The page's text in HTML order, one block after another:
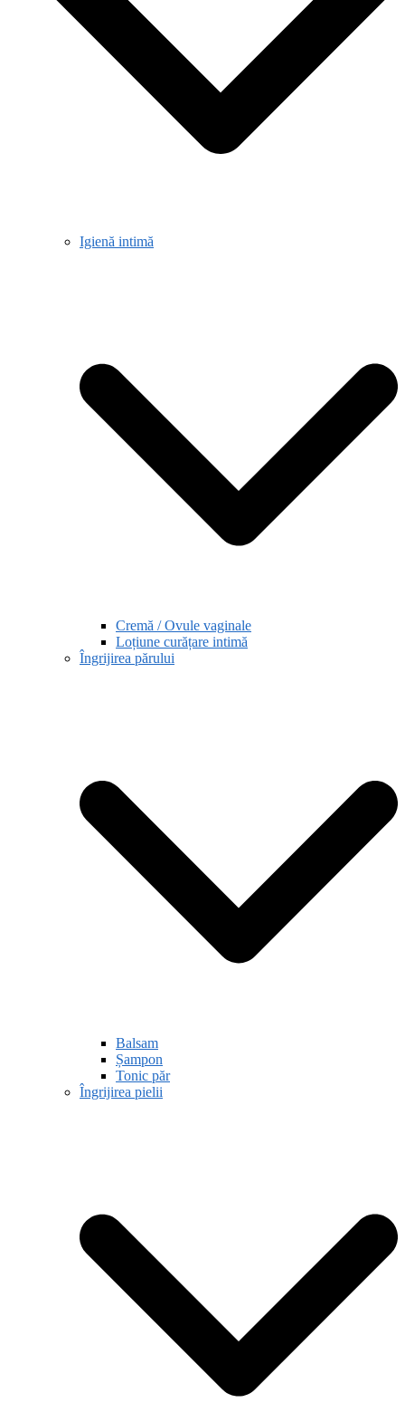
Igienă intimă
Cremă / Ovule vaginale
Loțiune curățare intimă
Îngrijirea părului
Balsam
Șampon
Tonic păr
Îngrijirea pielii